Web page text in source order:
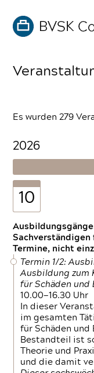
Es wurden 279
2026
10
Sachverständigen
Termine, nicht
Termin 1/2:
Ausbildung zum
für Schäden und
10.00—16.30 Uhr
In dieser
im gesamten
für Schäden und
Bestandteil ist
Theorie und
und die damit